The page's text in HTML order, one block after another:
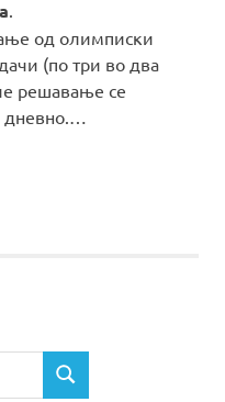
од олимписки
(по три во два
решавање се
SEARCH